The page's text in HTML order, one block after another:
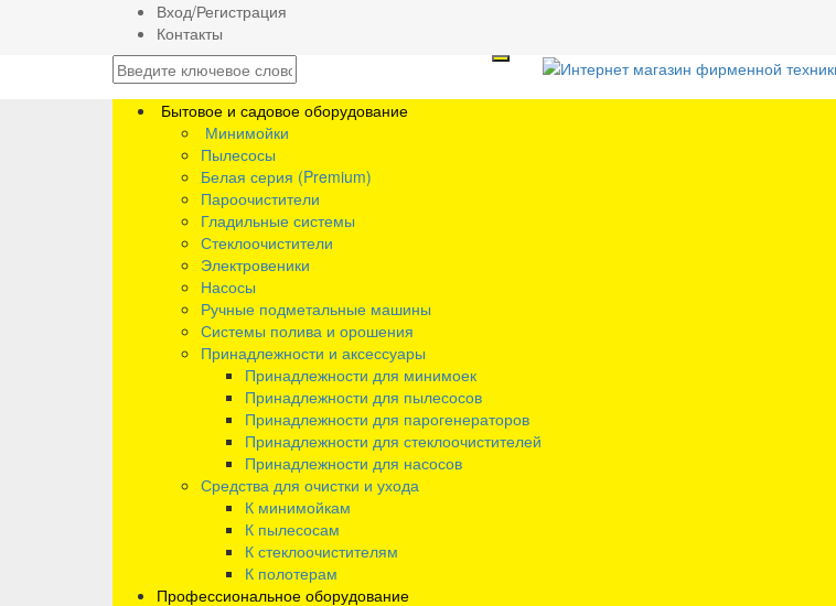
Вход/Регистрация
Контакты
Бытовое и садовое оборудование
Минимойки
Пылесосы
Белая серия (Premium)
Пароочистители
Гладильные системы
Стеклоочистители
Электровеники
Насосы
Ручные подметальные машины
Системы полива и орошения
Принадлежности и аксессуары
Принадлежности для минимоек
Принадлежности для пылесосов
Принадлежности для парогенераторов
Принадлежности для стеклоочистителей
Принадлежности для насосов
Средства для очистки и ухода
К минимойкам
К пылесосам
К стеклоочистителям
К полотерам
Профессиональное оборудование